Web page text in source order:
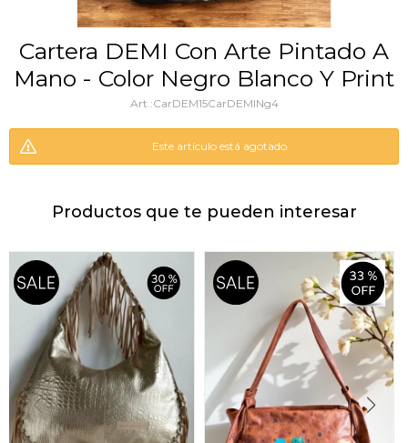
Cartera DEMI Con Arte Pintado A
Mano - Color Negro Blanco Y Print
CarDEM15CarDEMINg4
Este artículo está agotado.
Productos que te pueden interesar